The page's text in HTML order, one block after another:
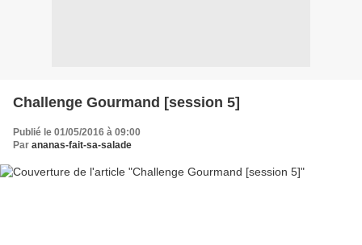
Challenge Gourmand [session 5]
Publié le 01/05/2016 à 09:00
Par ananas-fait-sa-salade